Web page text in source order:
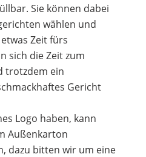
Sie können dabei
wählen und
Zeit fürs
sich die Zeit zum
trotzdem ein
Gericht
Logo haben, kann
Außenkarton
dazu bitten wir um eine